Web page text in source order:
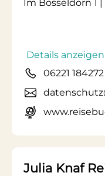
Im Bosseldorn 1
Details anzeigen
06221 184272
Julia Knaf